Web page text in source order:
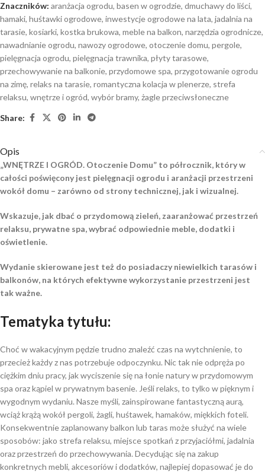
Znaczników: aranżacja ogrodu, basen w ogrodzie, dmuchawy do liści,
hamaki, huśtawki ogrodowe, inwestycje ogrodowe na lata, jadalnia na
tarasie, kosiarki, kostka brukowa, meble na balkon, narzędzia ogrodnicze,
nawadnianie ogrodu, nawozy ogrodowe, otoczenie domu, pergole,
pielęgnacja ogrodu, pielęgnacja trawnika, płyty tarasowe,
przechowywanie na balkonie, przydomowe spa, przygotowanie ogrodu
na zimę, relaks na tarasie, romantyczna kolacja w plenerze, strefa
relaksu, wnętrze i ogród, wybór bramy, żagle przeciwsłoneczne
Share:
Opis
„WNĘTRZE I OGRÓD. Otoczenie Domu” to półrocznik, który w
całości poświęcony jest pielęgnacji ogrodu i aranżacji przestrzeni
wokół domu – zarówno od strony technicznej, jak i wizualnej.
Wskazuje, jak dbać o przydomową zieleń, zaaranżować przestrzeń
relaksu, prywatne spa, wybrać odpowiednie meble, dodatki i
oświetlenie.
Wydanie skierowane jest też do posiadaczy niewielkich tarasów i
balkonów, na których efektywne wykorzystanie przestrzeni jest
tak ważne.
Tematyka tytułu:
Choć w wakacyjnym pędzie trudno znaleźć czas na wytchnienie, to
przecież każdy z nas potrzebuje odpoczynku. Nic tak nie odpręża po
ciężkim dniu pracy, jak wyciszenie się na łonie natury w przydomowym
spa oraz kąpiel w prywatnym basenie. Jeśli relaks, to tylko w pięknym i
wygodnym wydaniu. Nasze myśli, zainspirowane fantastyczną aurą,
wciąż krążą wokół pergoli, żagli, huśtawek, hamaków, miękkich foteli.
Konsekwentnie zaplanowany balkon lub taras może służyć na wiele
sposobów: jako strefa relaksu, miejsce spotkań z przyjaciółmi, jadalnia
oraz przestrzeń do przechowywania. Decydując się na zakup
konkretnych mebli, akcesoriów i dodatków, najlepiej dopasować je do